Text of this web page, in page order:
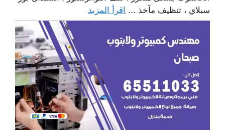
سبلاي ، تنظيف مآخذ ... اقرأ المزيد